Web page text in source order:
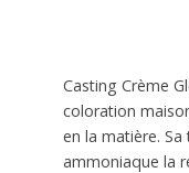
Casting Crème
coloration
en la matière.
ammoniaque la